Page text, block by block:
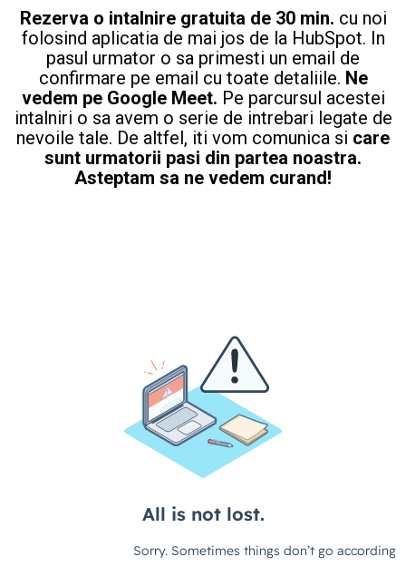
Rezerva o intalnire gratuita de 30 min. cu noi
folosind aplicatia de mai jos de la HubSpot. In
pasul urmator o sa primesti un email de
confirmare pe email cu toate detaliile. Ne
vedem pe Google Meet. Pe parcursul acestei
intalniri o sa avem o serie de intrebari legate de
nevoile tale. De altfel, iti vom comunica si care
sunt urmatorii pasi din partea noastra.
Asteptam sa ne vedem curand!